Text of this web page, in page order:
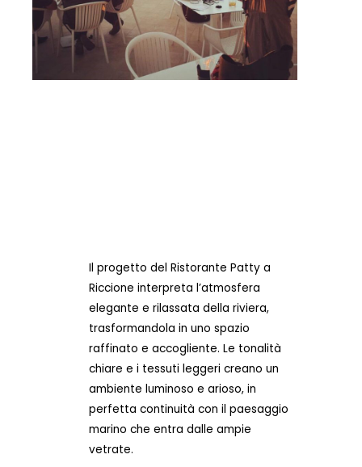
Il progetto del Ristorante Patty a
Riccione interpreta l’atmosfera
elegante e rilassata della riviera,
trasformandola in uno spazio
raffinato e accogliente. Le tonalità
chiare e i tessuti leggeri creano un
ambiente luminoso e arioso, in
perfetta continuità con il paesaggio
marino che entra dalle ampie
vetrate.